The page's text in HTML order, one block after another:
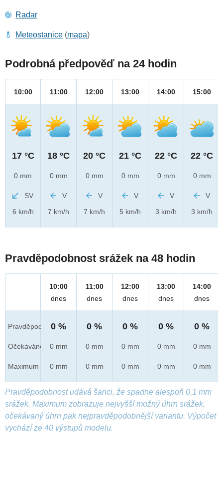
Radar
Meteostanice (mapa)
Podrobná předpověď na 24 hodin
10:00
17 °C
0 mm
SV
6 km/h
11:00
18 °C
0 mm
V
7 km/h
12:00
20 °C
0 mm
V
7 km/h
13:00
21 °C
0 mm
V
5 km/h
14:00
22 °C
0 mm
V
3 km/h
15:00
22 °C
0 mm
V
3 km/h
Pravděpodobnost srážek na 48 hodin
Pravděpod.
Očekáváno
Maximum
10:00
dnes
0 %
0 mm
0 mm
11:00
dnes
0 %
0 mm
0 mm
12:00
dnes
0 %
0 mm
0 mm
13:00
dnes
0 %
0 mm
0 mm
14:00
dnes
0 %
0 mm
0 mm
Pravděpodobnost udává šanci, že spadne alespoň 0,1 mm
srážek. Maximum zobrazuje nejvyšší možný úhrn srážek,
očekávaný úhrn pak nejpravděpodobnější variantu. Výpočet
vychází ze 40 výstupů modelu.